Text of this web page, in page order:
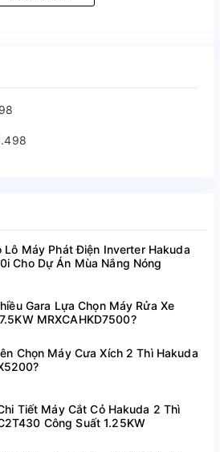
Lô Máy Phát Điện Inverter Hakuda
Cho Dự Án Mùa Nắng Nóng
Gara Lựa Chọn Máy Rửa Xe
MRXCAHKD7500?
Chọn Máy Cưa Xích 2 Thì Hakuda
Tiết Máy Cắt Cỏ Hakuda 2 Thì
Công Suất 1.25KW